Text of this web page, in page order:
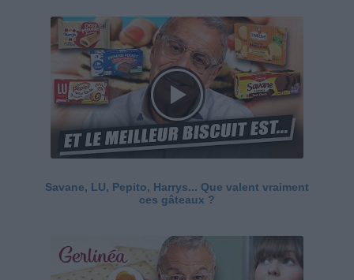
Savane, LU, Pepito, Harrys... Que valent vraiment
ces gâteaux ?